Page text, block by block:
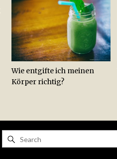
Wie entgifte ich meinen
Körper richtig?